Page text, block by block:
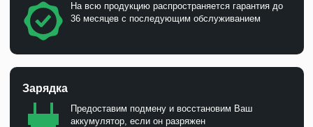
На всю продукцию распространяется гарантия до
36 месяцев с последующим обслуживанием
Зарядка
Предоставим подмену и восстановим Ваш
аккумулятор, если он разряжен